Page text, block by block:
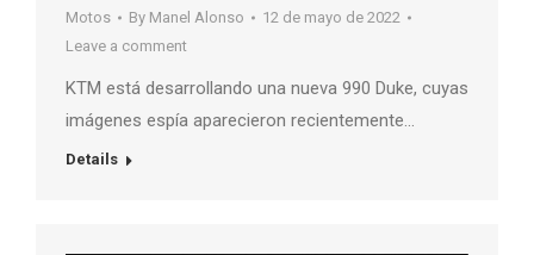
Motos By Manel Alonso
12 de mayo de 2022
Leave a comment
KTM está desarrollando una nueva 990 Duke, cuyas
imágenes espía aparecieron recientemente…
Details